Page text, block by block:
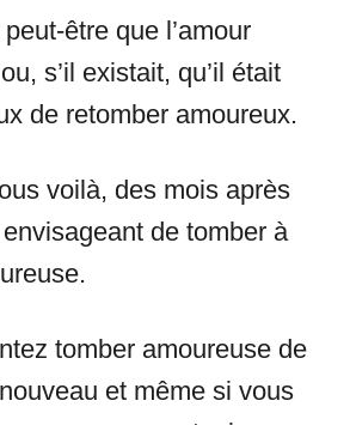
être que l’amour
s’il existait, qu’il était
de retomber amoureux.
voilà, des mois après
de tomber à
tomber amoureuse de
et même si vous